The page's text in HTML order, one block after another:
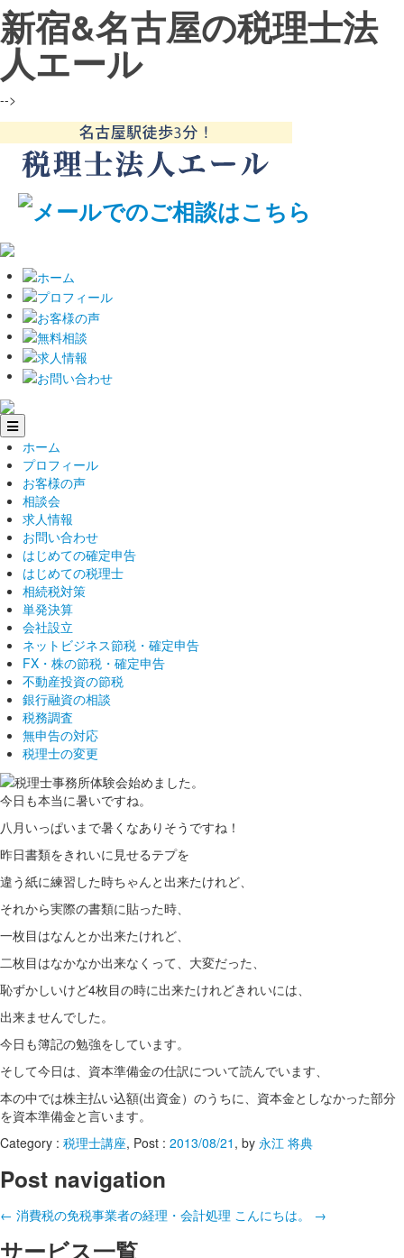
新宿&名古屋の税理士法
人エール
-->
ホーム
プロフィール
お客様の声
相談会
求人情報
お問い合わせ
はじめての確定申告
はじめての税理士
相続税対策
単発決算
会社設立
ネットビジネス節税・確定申告
FX・株の節税・確定申告
不動産投資の節税
銀行融資の相談
税務調査
無申告の対応
税理士の変更
今日も本当に暑いですね。
八月いっぱいまで暑くなありそうですね！
昨日書類をきれいに見せるテプを
違う紙に練習した時ちゃんと出来たけれど、
それから実際の書類に貼った時、
一枚目はなんとか出来たけれど、
二枚目はなかなか出来なくって、大変だった、
恥ずかしいけど4枚目の時に出来たけれどきれいには、
出来ませんでした。
今日も簿記の勉強をしています。
そして今日は、資本準備金の仕訳について読んでいます、
本の中では株主払い込額(出資金）のうちに、資本金としなかった部分
を資本準備金と言います。
Category : 税理士講座, Post : 2013/08/21 , by 永江 将典
Post navigation
← 消費税の免税事業者の経理・会計処理 こんにちは。 →
サービス一覧